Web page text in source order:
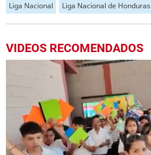
Liga Nacional Liga Nacional de Honduras
VIDEOS RECOMENDADOS